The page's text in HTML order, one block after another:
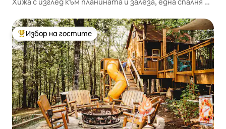
Хижа с изглед към планината и залеза, една спалня и
Най-популярен избор на гостите
Избор на гостите